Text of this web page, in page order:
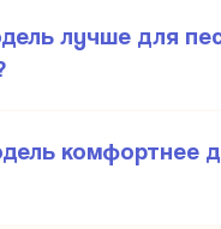
лучше для
комфортнее